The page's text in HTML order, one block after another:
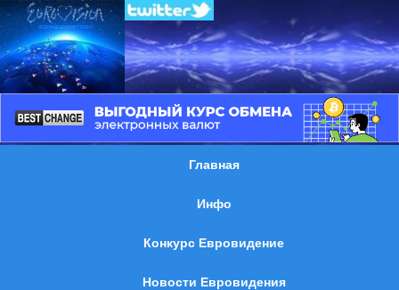
Главная
Инфо
Конкурс Евровидение
Новости Евровидения